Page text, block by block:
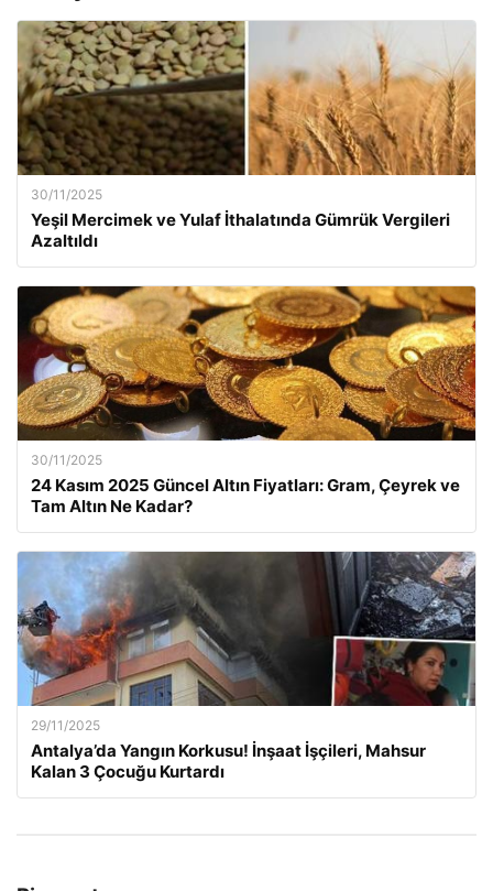
30/11/2025
Yeşil Mercimek ve Yulaf İthalatında Gümrük Vergileri
Azaltıldı
30/11/2025
24 Kasım 2025 Güncel Altın Fiyatları: Gram, Çeyrek ve
Tam Altın Ne Kadar?
29/11/2025
Antalya’da Yangın Korkusu! İnşaat İşçileri, Mahsur
Kalan 3 Çocuğu Kurtardı